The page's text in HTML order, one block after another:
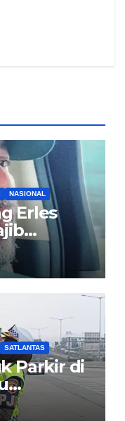
NASIONAL
Erles
SATLANTAS
Parkir di